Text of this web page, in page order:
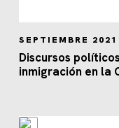
SEPTIEMBRE 2021
Discursos
inmigración en la